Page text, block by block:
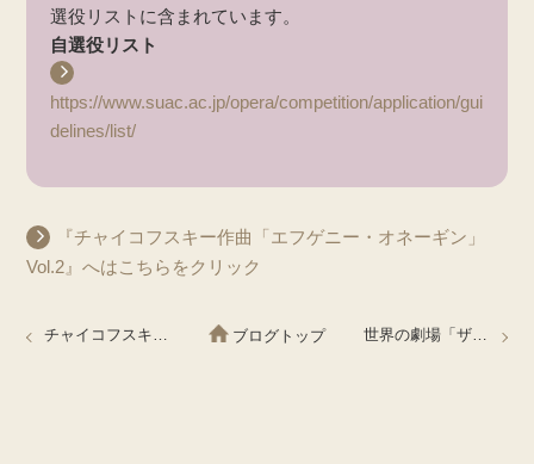
選役リストに含まれています。
自選役リスト​
https://www.suac.ac.jp/opera/competition/application/gui
delines/list/
『チャイコフスキー作曲「エフゲニー・オネーギン」
Vol.2』へはこちらをクリック
世界の劇場「ザクセン州立歌劇場」
ブログトップ